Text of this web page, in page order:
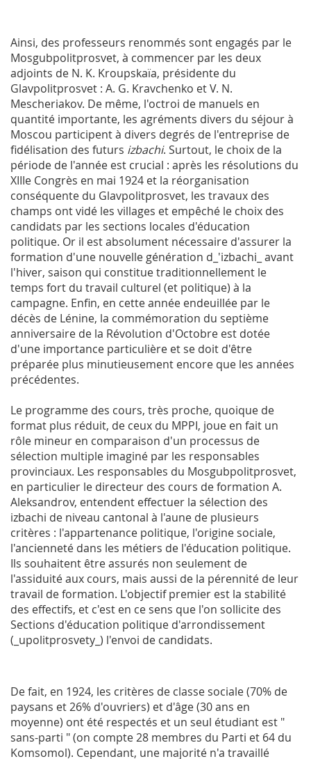
Ainsi, des professeurs renommés sont engagés par le
Mosgubpolitprosvet, à commencer par les deux
adjoints de N. K. Kroupskaïa, présidente du
Glavpolitprosvet : A. G. Kravchenko et V. N.
Mescheriakov. De même, l'octroi de manuels en
quantité importante, les agréments divers du séjour à
Moscou participent à divers degrés de l'entreprise de
fidélisation des futurs izbachi. Surtout, le choix de la
période de l'année est crucial : après les résolutions du
XIIIe Congrès en mai 1924 et la réorganisation
conséquente du Glavpolitprosvet, les travaux des
champs ont vidé les villages et empêché le choix des
candidats par les sections locales d'éducation
politique. Or il est absolument nécessaire d'assurer la
formation d'une nouvelle génération d_'izbachi_ avant
l'hiver, saison qui constitue traditionnellement le
temps fort du travail culturel (et politique) à la
campagne. Enfin, en cette année endeuillée par le
décès de Lénine, la commémoration du septième
anniversaire de la Révolution d'Octobre est dotée
d'une importance particulière et se doit d'être
préparée plus minutieusement encore que les années
précédentes.
Le programme des cours, très proche, quoique de
format plus réduit, de ceux du MPPI, joue en fait un
rôle mineur en comparaison d'un processus de
sélection multiple imaginé par les responsables
provinciaux. Les responsables du Mosgubpolitprosvet,
en particulier le directeur des cours de formation A.
Aleksandrov, entendent effectuer la sélection des
izbachi de niveau cantonal à l'aune de plusieurs
critères : l'appartenance politique, l'origine sociale,
l'ancienneté dans les métiers de l'éducation politique.
Ils souhaitent être assurés non seulement de
l'assiduité aux cours, mais aussi de la pérennité de leur
travail de formation. L'objectif premier est la stabilité
des effectifs, et c'est en ce sens que l'on sollicite des
Sections d'éducation politique d'arrondissement
(_upolitprosvety_) l'envoi de candidats.
De fait, en 1924, les critères de classe sociale (70% de
paysans et 26% d'ouvriers) et d'âge (30 ans en
moyenne) ont été respectés et un seul étudiant est "
sans-parti " (on compte 28 membres du Parti et 64 du
Komsomol). Cependant, une majorité n'a travaillé